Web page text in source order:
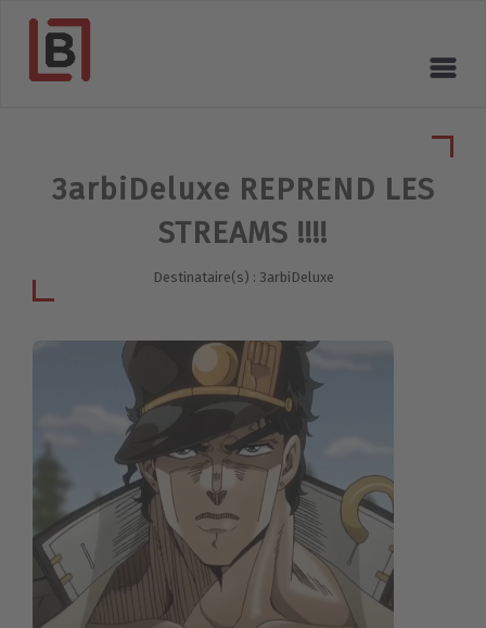
3arbiDeluxe REPREND LES
STREAMS !!!!
Destinataire(s) : 3arbiDeluxe